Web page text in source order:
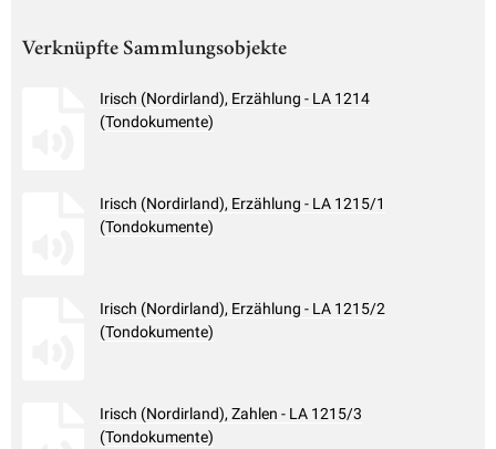
Verknüpfte Sammlungsobjekte
Irisch (Nordirland), Erzählung - LA 1214
(Tondokumente)
Irisch (Nordirland), Erzählung - LA 1215/1
(Tondokumente)
Irisch (Nordirland), Erzählung - LA 1215/2
(Tondokumente)
Irisch (Nordirland), Zahlen - LA 1215/3
(Tondokumente)